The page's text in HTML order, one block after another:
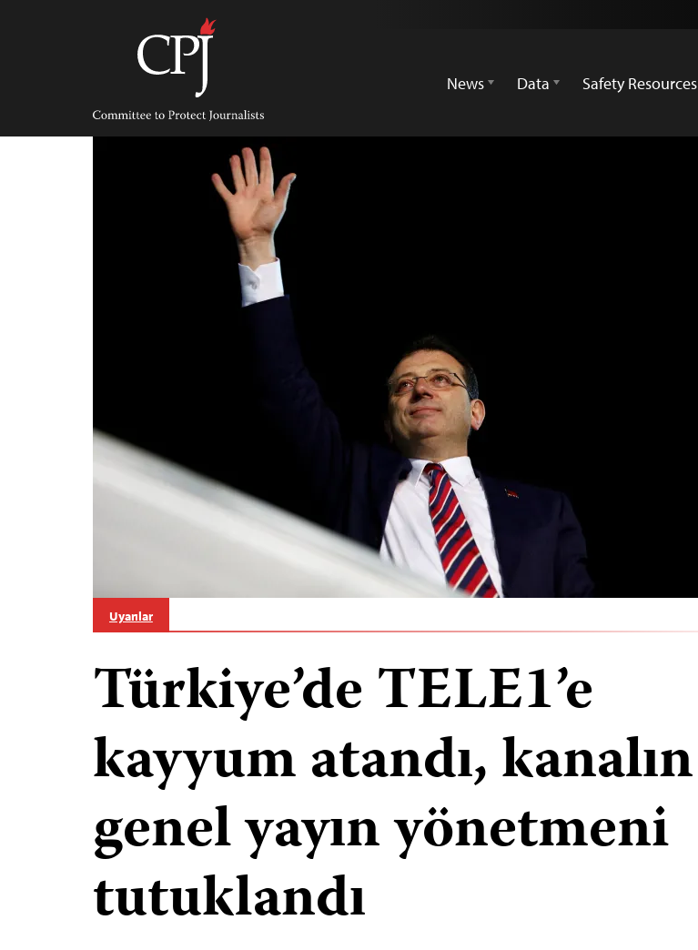
Committee
Protect
Journalists
News
Data Safety Resources
Uyarılar
Türkiye’de TELE1’e
kayyum atandı, kanalın
genel yayın yönetmeni
tutuklandı